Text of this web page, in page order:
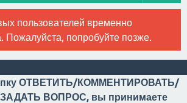
пользователей временно
Пожалуйста, попробуйте позже.
ОТВЕТИТЬ/КОММЕНТИРОВАТЬ/
ВОПРОС, вы принимаете